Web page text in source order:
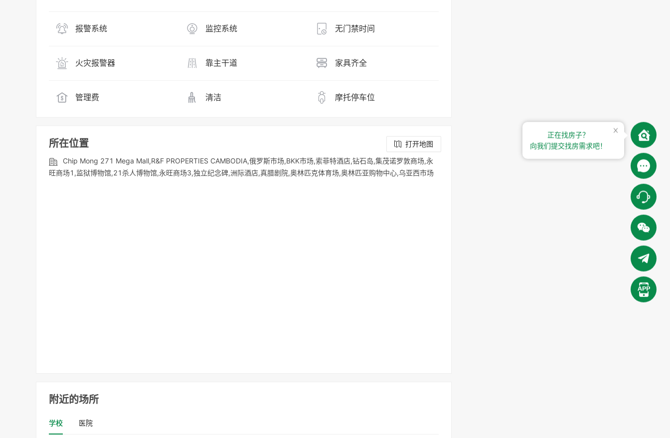
报警系统 监控系统 无门禁时间
火灾报警器 靠主干道 家具齐全
管理费 清洁 摩托停车位
所在位置
打开地图
Chip Mong 271 Mega Mall,R&F PROPERTIES CAMBODIA,俄罗斯市场,BKK市场,索菲特酒店,钻石岛,集茂诺罗敦商场,永
旺商场1,监狱博物馆,21杀人博物馆,永旺商场3,独立纪念碑,洲际酒店,真腊剧院,奥林匹克体育场,奥林匹亚购物中心,乌亚西市场
附近的场所
学校 医院
正在找房子？
向我们提交找房需求吧！